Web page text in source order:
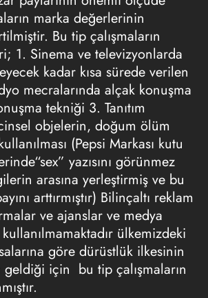
marka değerlerinin
Bu tip çalışmaların
1. Sinema ve televizyonlarda
kadar kısa sürede verilen
mecralarında alçak konuşma
tekniği 3. Tanıtım
objelerin, doğum ölüm
(Pepsi Markası kutu
yazısını görünmez
arasına yerleştirmiş ve bu
arttırmıştır) Bilinçaltı reklam
ve ajanslar ve medya
ülkemizdeki
göre dürüstlük ilkesinin
geldiği için bu tip çalışmaların